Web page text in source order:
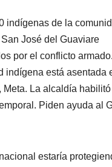
indígenas de la
San José del Guaviare
por el conflicto
indígena está asentada
Meta. La alcaldía habilitó
Piden ayuda al
estaría